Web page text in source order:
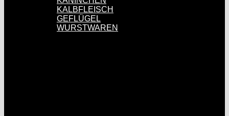
KALBFLEISCH
GEFLÜGEL
WURSTWAREN